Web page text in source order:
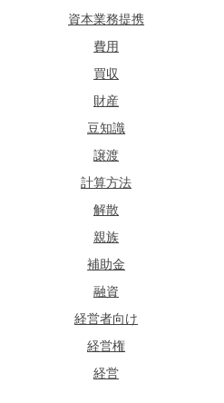
資本業務提携
費用
買収
財産
豆知識
譲渡
計算方法
解散
親族
補助金
融資
経営者向け
経営権
経営